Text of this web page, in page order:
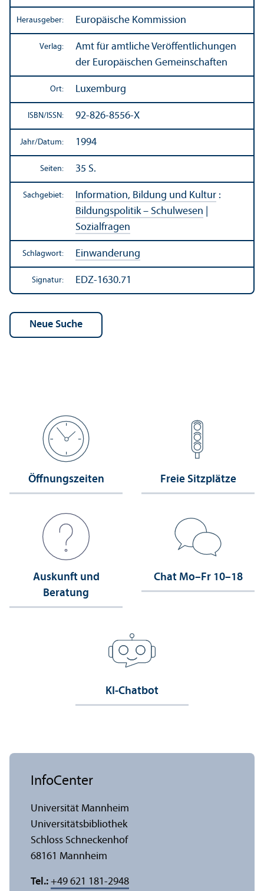
Herausgeber: Europäische Kommission
Verlag:
Amt für amtliche Veröffentlichungen
der Europäischen Gemeinschaften
Ort: Luxemburg
ISBN/ ISSN: 92-826-8556-X
Jahr/Datum: 1994
Seiten: 35 S.
Sachgebiet: Information, Bildung und Kultur :
Bildungs­politik – Schulwesen
Sozialfragen
Schlagwort: Einwanderung
Signatur: EDZ-1630.71
Öffnungs­zeiten Freie Sitzplätze
Auskunft und
Beratung
Chat Mo–Fr 10–18
KI-Chatbot
InfoCenter
Universität Mannheim
Universitäts­bibliothek
Schloss Schneckenhof
68161 Mannheim
Tel.: +49 621 181-2948